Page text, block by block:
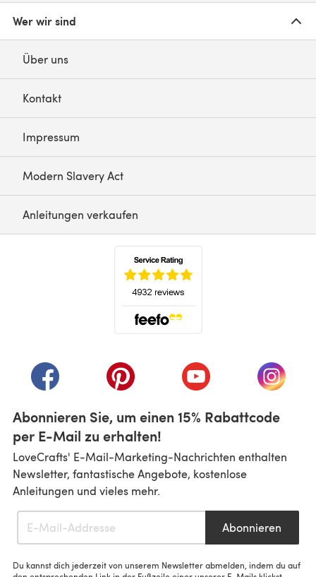
Wer wir sind
Über uns
Kontakt
Impressum
Modern Slavery Act
Anleitungen verkaufen
(öffnet sich in einem neuen Tab)
(öffnet sich in einem neuen Tab)
(öffnet sich in einem
(öffnet
Abonnieren Sie, um einen 15% Rabattcode
per E-Mail zu erhalten!
LoveCrafts' E-Mail-Marketing-Nachrichten enthalten
Newsletter, fantastische Angebote, kostenlose
Anleitungen und vieles mehr.
Abonnieren
Du kannst dich jederzeit von unserem Newsletter abmelden, indem du auf